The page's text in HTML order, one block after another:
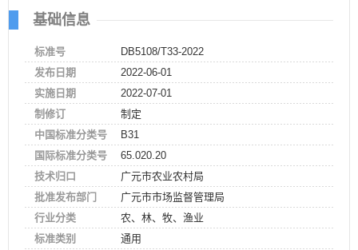
基础信息
标准号
DB5108/T33-2022
发布日期
2022-06-01
实施日期
2022-07-01
制修订
制定
中国标准分类号
B31
国际标准分类号
65.020.20
技术归口
广元市农业农村局
批准发布部门
广元市市场监督管理局
行业分类
农、林、牧、渔业
标准类别
通用